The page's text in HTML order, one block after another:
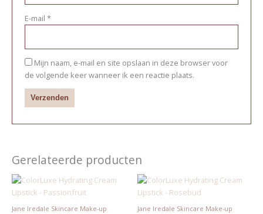
E-mail *
Mijn naam, e-mail en site opslaan in deze browser voor
de volgende keer wanneer ik een reactie plaats.
Gerelateerde producten
Jane Iredale Skincare Make-up Jane Iredale Skincare Make-up